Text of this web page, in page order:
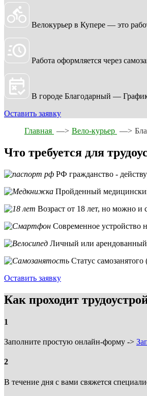
Велокурьер в Купере — это
Работа оформляется через
В городе Благодарный —
Оставить заявку
Главная —> Вело-курьер —>
Что требуется для
РФ гражданство -
Пройденный
Возраст от 18 лет, но можно и
Современное устройство
Личный или арендованный
Статус
Оставить заявку
Как проходит
1
Заполните простую онлайн-форму ->
2
В течение дня с вами свяжется